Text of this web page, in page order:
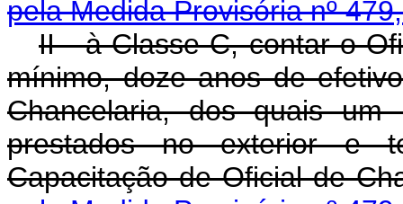
pela Medida Provisória nº
II - à Classe C, contar o
mínimo, doze anos de
Chancelaria, dos quais
prestados no exterior e
Capacitação de Oficial de